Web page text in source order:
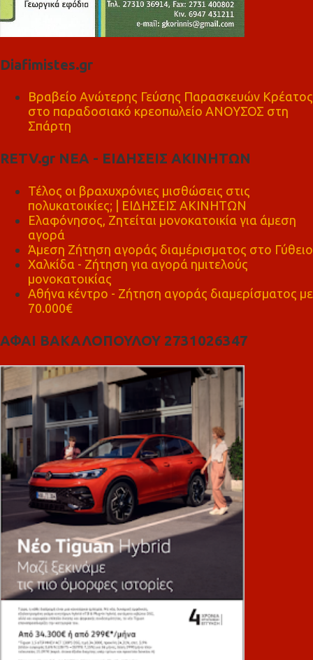
Diafimistes.gr
Βραβείο Ανώτερης Γεύσης Παρασκευών Κρέατος
στο παραδοσιακό κρεοπωλείο ΑΝΟΥΣΟΣ στη
Σπάρτη
RETV.gr ΝΕΑ - ΕΙΔΗΣΕΙΣ ΑΚΙΝΗΤΩΝ
Τέλος οι βραχυχρόνιες μισθώσεις στις
πολυκατοικίες; | ΕΙΔΗΣΕΙΣ ΑΚΙΝΗΤΩΝ
Ελαφόνησος, Ζητείται μονοκατοικία για άμεση
αγορά
Άμεση Ζήτηση αγοράς διαμέρισματος στο Γύθειο
Χαλκίδα - Ζήτηση για αγορά ημιτελούς
μονοκατοικίας
Αθήνα κέντρο - Ζήτηση αγοράς διαμερίσματος με
70.000€
ΑΦΑΙ ΒΑΚΑΛΟΠΟΥΛΟΥ 2731026347